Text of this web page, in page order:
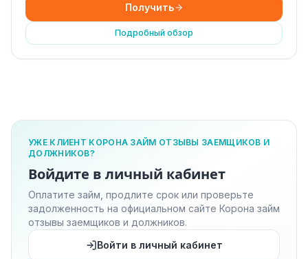
Получить
Подробный обзор
УЖЕ КЛИЕНТ КОРОНА ЗАЙМ ОТЗЫВЫ ЗАЕМЩИКОВ И
ДОЛЖНИКОВ?
Войдите в личный кабинет
Оплатите займ, продлите срок или проверьте
задолженность на официальном сайте Корона займ
отзывы заемщиков и должников.
Войти в личный кабинет